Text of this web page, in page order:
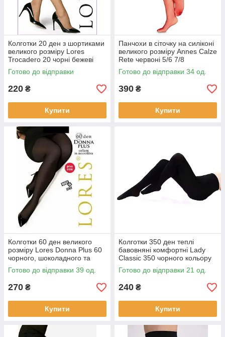
Колготки 20 ден з шортиками
великого розміру Lores
Trocadero 20 чорні бежеві
розмір 6
Готово до відправки
220 ₴
Купити
Панчохи в сіточку на силіконі
великого розміру Annes Calze
Rete червоні 5/6 7/8
Готово до відправки 34 од.
390 ₴
Купити
Колготки 60 ден великого
розміру Lores Donna Plus 60
чорного, шоколадного та
бежевого кольорів розмір 6
Готово до відправки 39 од.
270 ₴
Купити
Колготки 350 ден теплі
бавовняні комфортні Lady
Classic 350 чорного кольору
2 3 4 5 6
Готово до відправки 21 од.
240 ₴
Купити